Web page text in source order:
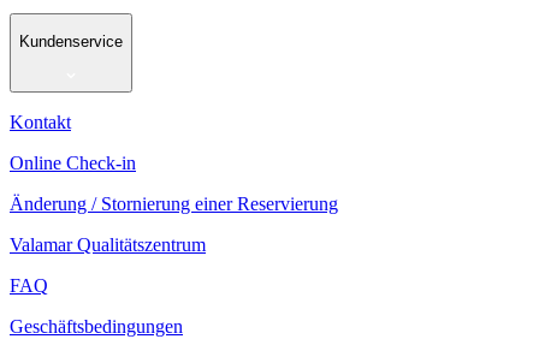
Kundenservice
Kontakt
Online Check-in
Änderung / Stornierung einer Reservierung
Valamar Qualitätszentrum
FAQ
Geschäftsbedingungen